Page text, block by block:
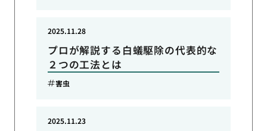
プロが解説する白蟻駆除の代表的な
２つの工法とは
2025.11.28
害虫
2025.11.23